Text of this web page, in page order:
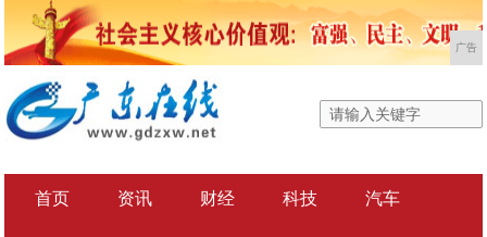
广告
首页 资讯 财经 科技 汽车